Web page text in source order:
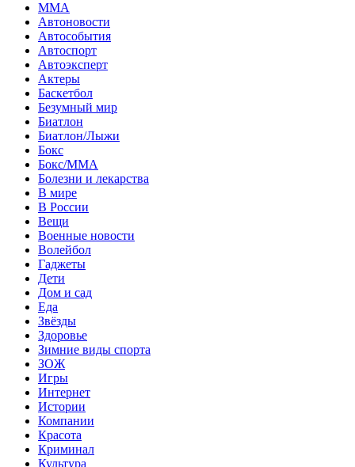
MMA
Автоновости
Автособытия
Автоспорт
Автоэксперт
Актеры
Баскетбол
Безумный мир
Биатлон
Биатлон/Лыжи
Бокс
Бокс/MMA
Болезни и лекарства
В мире
В России
Вещи
Военные новости
Волейбол
Гаджеты
Дети
Дом и сад
Еда
Звёзды
Здоровье
Зимние виды спорта
ЗОЖ
Игры
Интернет
Истории
Компании
Красота
Криминал
Культура